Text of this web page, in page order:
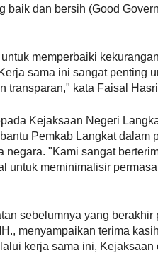
baik dan bersih (Good
memperbaiki
sama ini sangat penting
transparan," kata Faisal
Kejaksaan Negeri
Pemkab Langkat dalam
"Kami sangat
untuk meminimalisir
sebelumnya yang
menyampaikan terima
kerja sama ini, Kejaksaan